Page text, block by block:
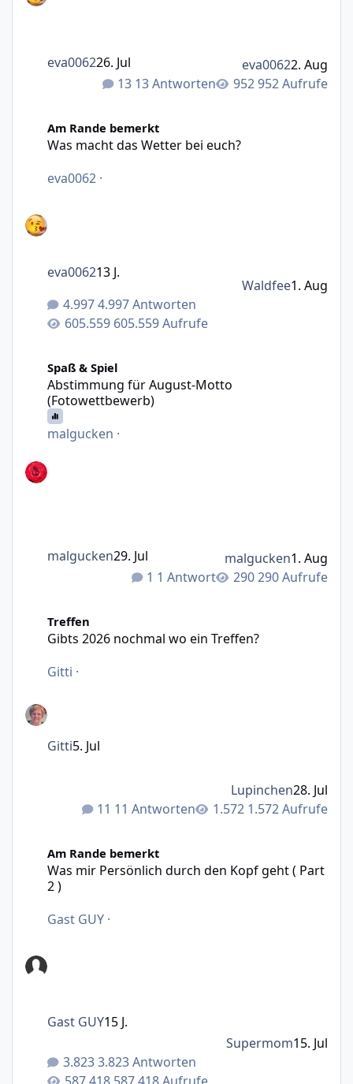
13 Antworten 952 Aufrufe
eva006226. Jul eva00622. Aug
Am Rande bemerkt
Was macht das Wetter bei euch?
eva0062 ·
4.997 Antworten
605.559 Aufrufe
eva006213 J.
Waldfee1. Aug
Spaß & Spiel
Abstimmung für August-Motto
(Fotowettbewerb)
malgucken ·
1 Antwort 290 Aufrufe
malgucken29. Jul malgucken1. Aug
Treffen
Gibts 2026 nochmal wo ein Treffen?
Gitti ·
11 Antworten 1.572 Aufrufe
Gitti5. Jul
Lupinchen28. Jul
Am Rande bemerkt
Was mir Persönlich durch den Kopf geht ( Part
2 )
Gast GUY ·
3.823 Antworten
587.418 Aufrufe
Gast GUY15 J.
Supermom15. Jul